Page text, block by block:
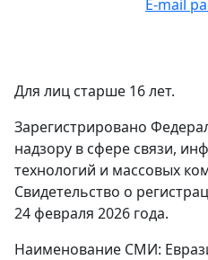
E-mail
Для лиц старше 16 лет.
Зарегистрировано
надзору в сфере связи,
технологий и массовых
Свидетельство о
24 февраля 2026 года.
Наименование СМИ: